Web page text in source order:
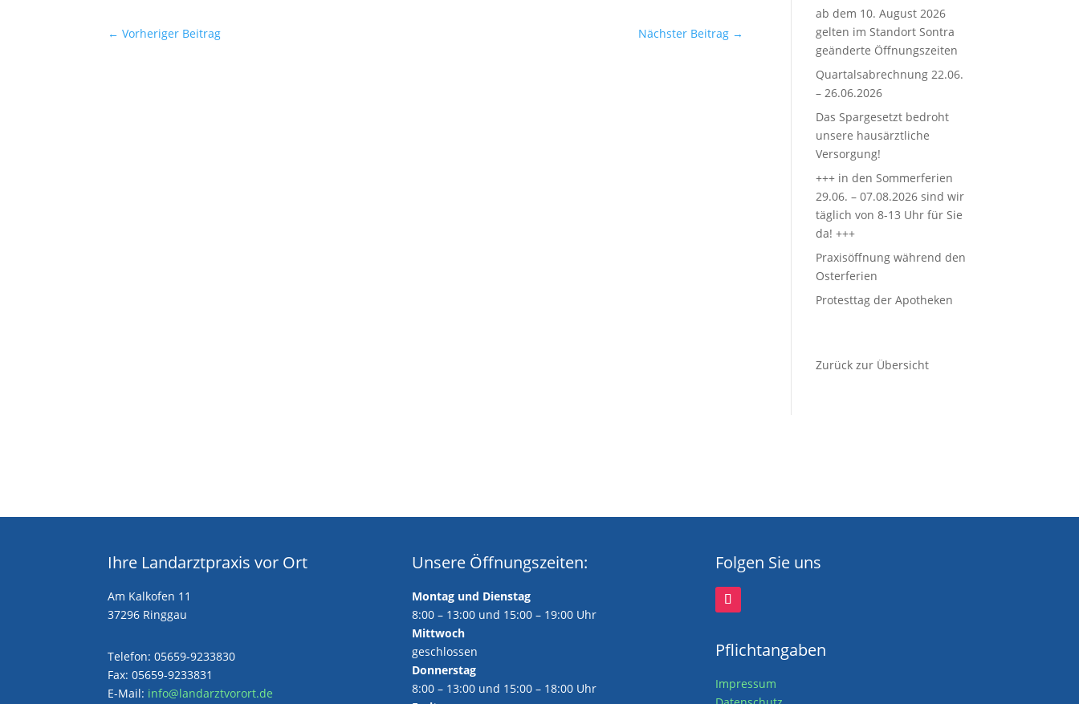
←Vorheriger Beitrag Nächster Beitrag →
ab dem 10. August 2026
gelten im Standort Sontra
geänderte Öffnungszeiten
Quartalsabrechnung 22.06.
– 26.06.2026
Das Spargesetzt bedroht
unsere hausärztliche
Versorgung!
+++ in den Sommerferien
29.06. – 07.08.2026 sind wir
täglich von 8-13 Uhr für Sie
da! +++
Praxisöffnung während den
Osterferien
Protesttag der Apotheken
Zurück zur Übersicht
Ihre Landarztpraxis vor Ort
Am Kalkofen 11
37296 Ringgau
Telefon: 05659-9233830
Fax: 05659-9233831
E-Mail: info@landarztvorort.de
Unsere Öffnungszeiten:
Montag und Dienstag
8:00 – 13:00 und 15:00 – 19:00 Uhr
Mittwoch
geschlossen
Donnerstag
8:00 – 13:00 und 15:00 – 18:00 Uhr
Folgen Sie uns
Pflichtangaben
Impressum